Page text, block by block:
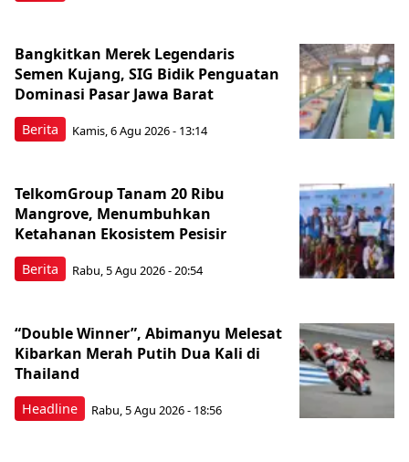
Berita
Bangkitkan Merek Legendaris
Semen Kujang, SIG Bidik Penguatan
Dominasi Pasar Jawa Barat
Kamis, 6 Agu 2026 - 13:14
Berita
TelkomGroup Tanam 20 Ribu
Mangrove, Menumbuhkan
Ketahanan Ekosistem Pesisir
Rabu, 5 Agu 2026 - 20:54
Headline
“Double Winner”, Abimanyu Melesat
Kibarkan Merah Putih Dua Kali di
Thailand
Rabu, 5 Agu 2026 - 18:56